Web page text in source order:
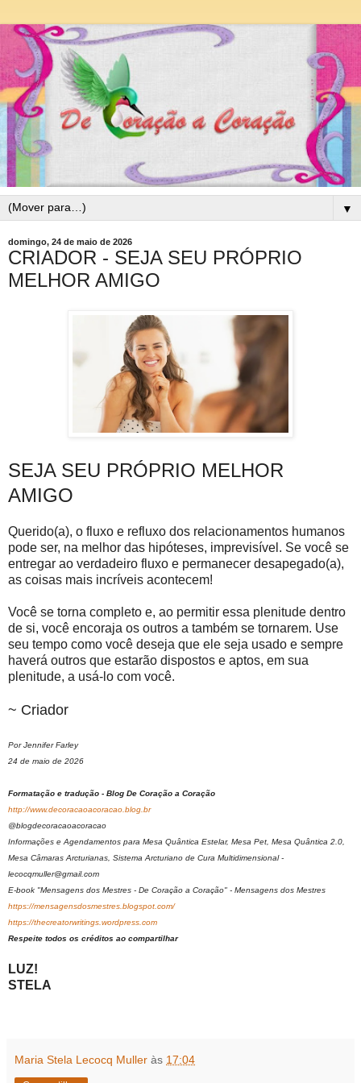
▼
domingo, 24 de maio de 2026
CRIADOR - SEJA SEU PRÓPRIO
MELHOR AMIGO
SEJA SEU PRÓPRIO MELHOR
AMIGO
Querido(a), o fluxo e refluxo dos relacionamentos humanos
pode ser, na melhor das hipóteses, imprevisível. Se você se
entregar ao verdadeiro fluxo e permanecer desapegado(a),
as coisas mais incríveis acontecem!
Você se torna completo e, ao permitir essa plenitude dentro
de si, você encoraja os outros a também se tornarem. Use
seu tempo como você deseja que ele seja usado e sempre
haverá outros que estarão dispostos e aptos, em sua
plenitude, a usá-lo com você.
~ Criador
Por Jennifer Farley
24 de maio de 2026
Formatação e tradução - Blog De Coração a Coração
http://www.decoracaoacoracao.blog.br
@blogdecoracaoacoracao
Informações e Agendamentos para Mesa Quântica Estelar, Mesa Pet, Mesa Quântica 2.0,
Mesa Câmaras Arcturianas, Sistema Arcturiano de Cura Multidimensional -
lecocqmuller@gmail.com
E-book "Mensagens dos Mestres - De Coração a Coração" - Mensagens dos Mestres
https://mensagensdosmestres.blogspot.com/
https://thecreatorwritings.wordpress.com
Respeite todos os créditos ao compartilhar
LUZ!
STELA
Maria Stela Lecocq Muller às 17:04